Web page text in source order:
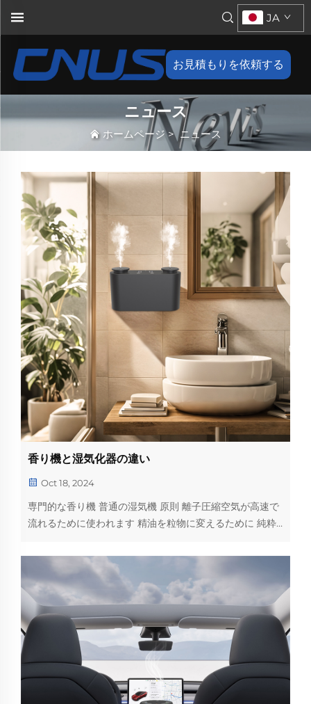
お見積もりを依頼する
JA
ニュース
ホームページ>ニュース
香り機と湿気化器の違い
Oct 18, 2024
専門的な香り機 普通の湿気機 原則 離子圧縮空気が高速で
流れるために使われます 精油を粒物に変えるために 純粋